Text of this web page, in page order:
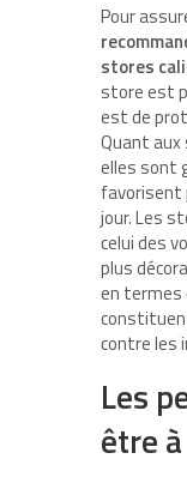
Pour
stores
store est
est de
Quant
elles sont
favorisent
jour. Les
celui des
plus
en termes
contre les
Les
être